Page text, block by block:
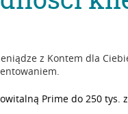
z Kontem dla
Prime do 250 tys.